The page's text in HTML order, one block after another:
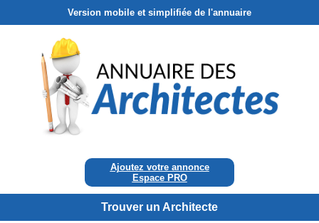
Version mobile et simplifiée de l'annuaire
Ajoutez votre annonce
Espace PRO
Trouver un Architecte